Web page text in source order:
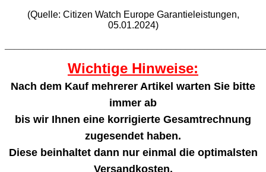
(Quelle: Citizen Watch Europe Garantieleistungen,
05.01.2024)
Wichtige Hinweise:
Nach dem Kauf mehrerer Artikel warten Sie bitte
immer ab
bis wir Ihnen eine korrigierte Gesamtrechnung
zugesendet haben.
Diese beinhaltet dann nur einmal die optimalsten
Versandkosten.